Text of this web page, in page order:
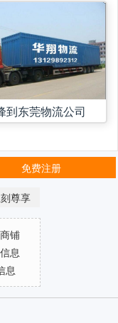
到东莞物流公司
免费注册
尊享
铺
息
息